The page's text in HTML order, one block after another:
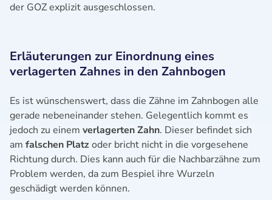
der GOZ explizit ausgeschlossen.
Erläuterungen zur Einordnung eines
verlagerten Zahnes in den Zahnbogen
Es ist wünschenswert, dass die Zähne im Zahnbogen alle
gerade nebeneinander stehen. Gelegentlich kommt es
jedoch zu einem verlagerten Zahn. Dieser befindet sich
am falschen Platzoder bricht nicht in die vorgesehene
Richtung durch. Dies kann auch für die Nachbarzähne zum
Problem werden, da zum Bespiel ihre Wurzeln
geschädigt werden können.